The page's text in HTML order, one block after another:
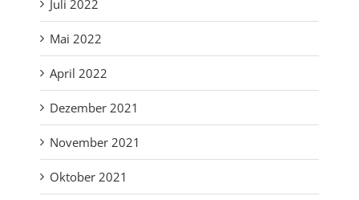
Juli 2022
Mai 2022
April 2022
Dezember 2021
November 2021
Oktober 2021